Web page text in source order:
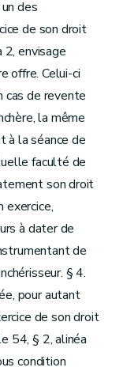
des
de son droit
envisage
offre. Celui-ci
cas de revente
la même
à la séance de
faculté de
son droit
exercice,
à dater de
de
§ 4.
pour autant
de son droit
54, § 2, alinéa
condition